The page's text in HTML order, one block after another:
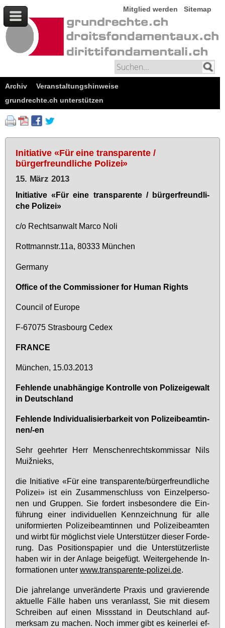
Mitglied werden Sitemap
Archiv
Veranstaltungshinweise
grundrechte.ch unterstützen
Initiative «Für eine transparente /
bürgerfreundliche Polizei»
15. März 2013
In­itia­ti­ve «Für ei­ne trans­pa­ren­te / bür­ger­freund­li­
che Po­li­zei»
c/o Rechts­an­walt Mar­co No­li
Rott­mann­str.11a, 80333 Mün­chen
Ger­ma­ny
Of­fice of the Com­mis­sio­ner for Hu­man Rights
Coun­cil of Eu­ro­pe
F-67075 Stras­bourg Ce­dex
FRAN­CE
Mün­chen, 15.03.2013
Feh­len­de un­ab­hän­gi­ge Kon­trol­le von Po­li­zei­ge­walt
in Deutsch­land
Feh­len­de In­di­vi­dua­li­sier­bar­keit von Po­li­zei­be­am­tin­
nen/-en
Sehr ge­ehr­ter Herr Men­schen­rechts­kom­mis­sar Nils
Muižnieks,
die In­itia­ti­ve «Für ei­ne trans­pa­ren­te/bür­ger­freund­li­che
Po­li­zei» ist ein Zu­sam­men­schluss von Ein­zel­per­so­
nen und Grup­pen. Sie for­dert ins­be­son­de­re die Ein­
füh­rung ei­ner in­di­vi­du­el­len Kenn­zeich­nung für al­le
uni­for­mier­ten Po­li­zei­be­am­tin­nen und Po­li­zei­be­am­ten
und wirbt für mög­lichst vie­le Un­ter­stüt­zer die­ser For­de­
rung. Das Po­si­ti­ons­pa­pier und die Un­ter­stüt­z­er­lis­te
ha­ben wir in der An­la­ge bei­ge­fügt. Wei­ter­ge­hen­de In­
for­ma­tio­nen un­ter www.​tra​nspa​rent​e-​polizei.​de.
Die jah­re­lan­ge un­ver­än­der­te Pra­xis und gra­vie­ren­de
ak­tu­el­le Fäl­le ha­ben uns ver­an­lasst, Sie mit die­sem
Schrei­ben auf ei­nen Miss­stand in Deutsch­land auf­
merk­sam zu ma­chen. Noch im­mer gibt es kei­ner­lei ef­